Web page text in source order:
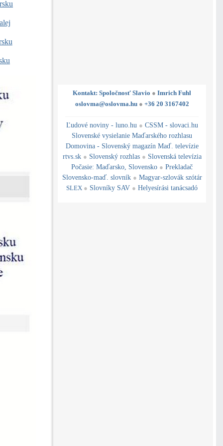
Kontakt: Spoločnosť Slavio ● Imrich Fuhl
oslovma@oslovma.hu ● +36 20 3167402
Ľudové noviny - luno.hu ● CSSM - slovaci.hu
Slovenské vysielanie Maďarského rozhlasu
Domovina - Slovenský magazín Maď. televízie
rtvs.sk ● Slovenský rozhlas ● Slovenská televízia
Počasie: Maďarsko, Slovensko ● Prekladač
Slovensko-maď. slovník ● Magyar-szlovák szótár
SLEX ● Slovníky SAV ● Helyesírási tanácsadó